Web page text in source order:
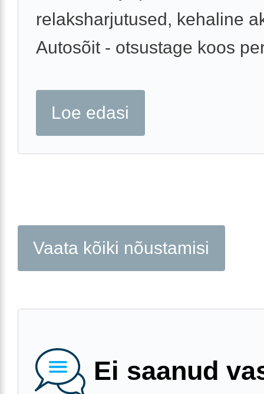
relaksharjutused, kehaline
Autosõit - otsustage koos
Loe edasi
Vaata kõiki nõustamisi
Ei saanud